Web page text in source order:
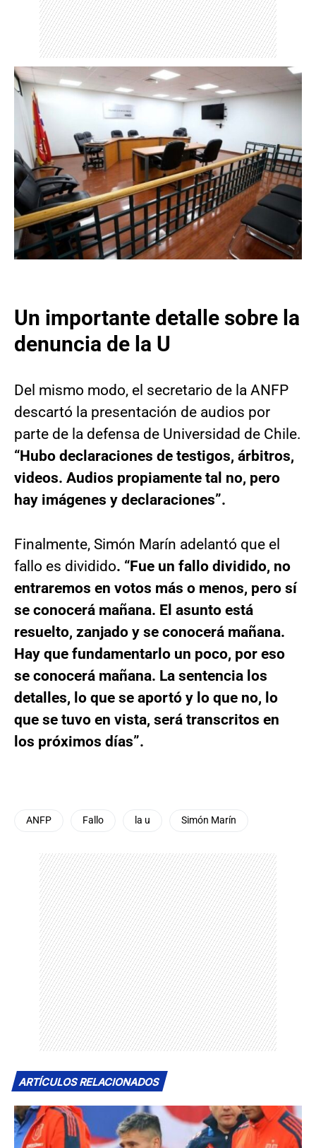
Un importante detalle sobre la
denuncia de la U
Del mismo modo, el secretario de la ANFP
descartó la presentación de audios por
parte de la defensa de Universidad de Chile.
“Hubo declaraciones de testigos, árbitros,
videos. Audios propiamente tal no, pero
hay imágenes y declaraciones”.
Finalmente, Simón Marín adelantó que el
fallo es dividido. “Fue un fallo dividido, no
entraremos en votos más o menos, pero sí
se conocerá mañana. El asunto está
resuelto, zanjado y se conocerá mañana.
Hay que fundamentarlo un poco, por eso
se conocerá mañana. La sentencia los
detalles, lo que se aportó y lo que no, lo
que se tuvo en vista, será transcritos en
los próximos días”.
ANFP Fallo la u Simón Marín
ARTÍCULOS RELACIONADOS